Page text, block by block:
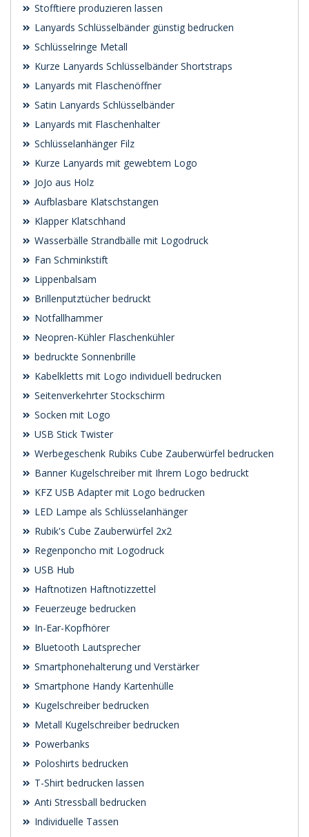
Stofftiere produzieren lassen
Lanyards Schlüsselbänder günstig bedrucken
Schlüsselringe Metall
Kurze Lanyards Schlüsselbänder Shortstraps
Lanyards mit Flaschenöffner
Satin Lanyards Schlüsselbänder
Lanyards mit Flaschenhalter
Schlüsselanhänger Filz
Kurze Lanyards mit gewebtem Logo
JoJo aus Holz
Aufblasbare Klatschstangen
Klapper Klatschhand
Wasserbälle Strandbälle mit Logodruck
Fan Schminkstift
Lippenbalsam
Brillenputztücher bedruckt
Notfallhammer
Neopren-Kühler Flaschenkühler
bedruckte Sonnenbrille
Kabelkletts mit Logo individuell bedrucken
Seitenverkehrter Stockschirm
Socken mit Logo
USB Stick Twister
Werbegeschenk Rubiks Cube Zauberwürfel bedrucken
Banner Kugelschreiber mit Ihrem Logo bedruckt
KFZ USB Adapter mit Logo bedrucken
LED Lampe als Schlüsselanhänger
Rubik's Cube Zauberwürfel 2x2
Regenponcho mit Logodruck
USB Hub
Haftnotizen Haftnotizzettel
Feuerzeuge bedrucken
In-Ear-Kopfhörer
Bluetooth Lautsprecher
Smartphonehalterung und Verstärker
Smartphone Handy Kartenhülle
Kugelschreiber bedrucken
Metall Kugelschreiber bedrucken
Powerbanks
Poloshirts bedrucken
T-Shirt bedrucken lassen
Anti Stressball bedrucken
Individuelle Tassen